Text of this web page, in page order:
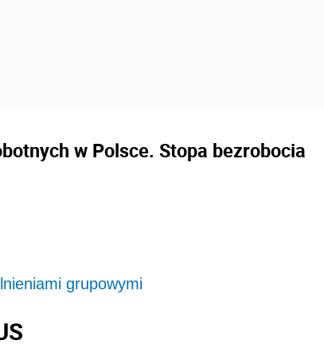
w Polsce. Stopa bezrobocia
grupowymi